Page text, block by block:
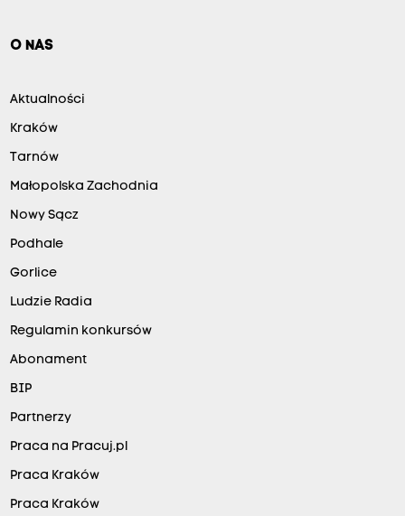
O NAS
Aktualności
Kraków
Tarnów
Małopolska Zachodnia
Nowy Sącz
Podhale
Gorlice
Ludzie Radia
Regulamin konkursów
Abonament
BIP
Partnerzy
Praca na Pracuj.pl
Praca Kraków
Praca Kraków